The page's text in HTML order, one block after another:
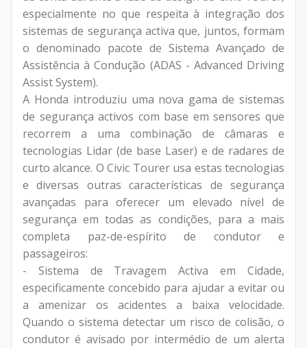
especialmente no que respeita à integração dos
sistemas de segurança activa que, juntos, formam
o denominado pacote de Sistema Avançado de
Assistência à Condução (ADAS - Advanced Driving
Assist System).
A Honda introduziu uma nova gama de sistemas
de segurança activos com base em sensores que
recorrem a uma combinação de câmaras e
tecnologias Lidar (de base Laser) e de radares de
curto alcance. O Civic Tourer usa estas tecnologias
e diversas outras características de segurança
avançadas para oferecer um elevado nível de
segurança em todas as condições, para a mais
completa paz-de-espírito de condutor e
passageiros:
- Sistema de Travagem Activa em Cidade,
especificamente concebido para ajudar a evitar ou
a amenizar os acidentes a baixa velocidade.
Quando o sistema detectar um risco de colisão, o
condutor é avisado por intermédio de um alerta